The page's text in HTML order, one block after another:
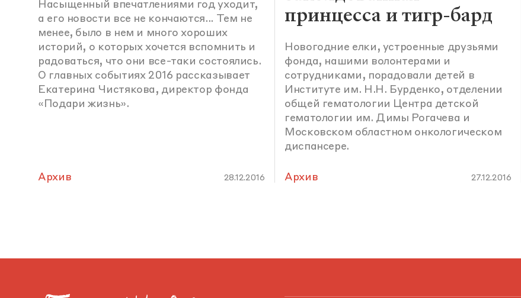
Насыщенный впечатлениями год уходит,
а его новости все не кончаются... Тем не
менее, было в нем и много хороших
историй, о которых хочется вспомнить и
радоваться, что они все-таки состоялись.
О главных событиях 2016 рассказывает
Екатерина Чистякова, директор фонда
«Подари жизнь».
Архив 28.12.2016
принцесса и тигр-бард
Новогодние елки, устроенные друзьями
фонда, нашими волонтерами и
сотрудниками, порадовали детей в
Институте им. Н.Н. Бурденко, отделении
общей гематологии Центра детской
гематологии им. Димы Рогачева и
Московском областном онкологическом
диспансере.
Архив 27.12.2016